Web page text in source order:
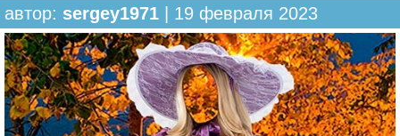
автор: sergey1971 | 19 февраля 2023